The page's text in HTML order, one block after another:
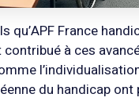
France
à ces
du handicap